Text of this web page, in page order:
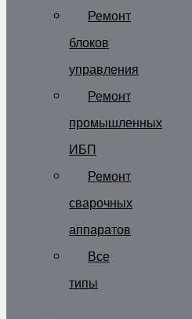
Ремонт
блоков
управления
Ремонт
промышленных
ИБП
Ремонт
сварочных
аппаратов
Все
типы